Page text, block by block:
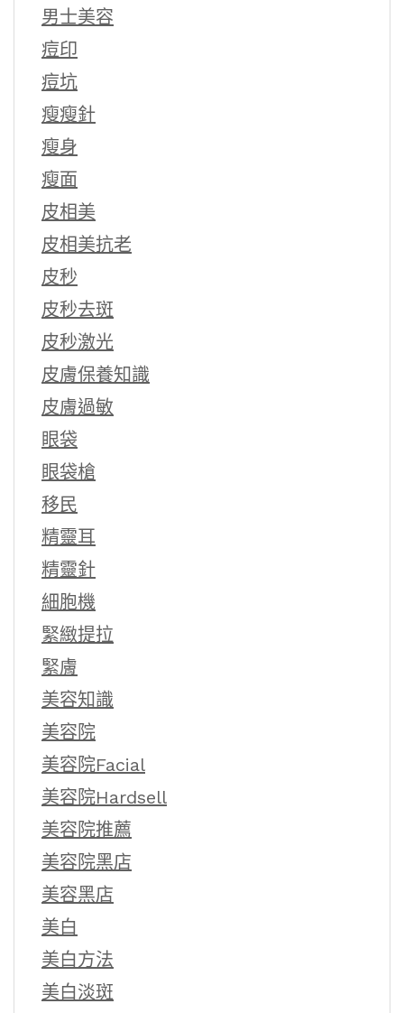
男士美容
痘印
痘坑
瘦瘦針
瘦身
瘦面
皮相美
皮相美抗老
皮秒
皮秒去斑
皮秒激光
皮膚保養知識
皮膚過敏
眼袋
眼袋槍
移民
精靈耳
精靈針
細胞機
緊緻提拉
緊膚
美容知識
美容院
美容院Facial
美容院Hardsell
美容院推薦
美容院黑店
美容黑店
美白
美白方法
美白淡斑